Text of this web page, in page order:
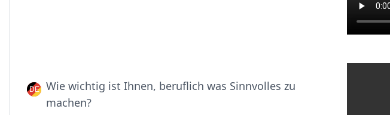
Wie wichtig ist Ihnen, beruflich was Sinnvolles zu
machen?